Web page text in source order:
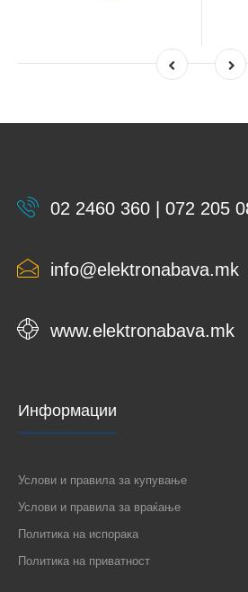
02 2460 360 | 072 205
info@elektronabava.mk
www.elektronabava.mk
Информации
Услови и правила за купување
Услови и правила за враќање
Политика на испорака
Политика на приватност